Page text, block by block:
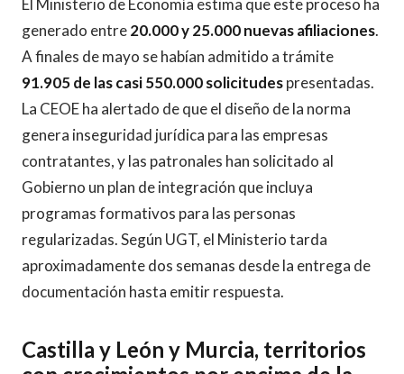
El Ministerio de Economía estima que este proceso ha
generado entre20.000 y 25.000 nuevas afiliaciones.
A finales de mayo se habían admitido a trámite
91.905 de las casi 550.000 solicitudespresentadas.
La CEOE ha alertado de que el diseño de la norma
genera inseguridad jurídica para las empresas
contratantes, y las patronales han solicitado al
Gobierno un plan de integración que incluya
programas formativos para las personas
regularizadas. Según UGT, el Ministerio tarda
aproximadamente dos semanas desde la entrega de
documentación hasta emitir respuesta.
Castilla y León y Murcia, territorios